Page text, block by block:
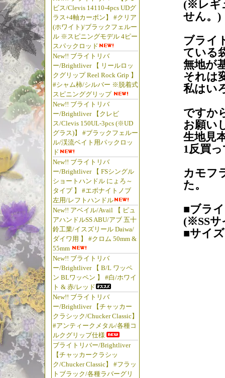
ビス/Clevis 14110-4pcs UDグ
ラス+4軸カーボン】 #クリア
(ホワイト)/ブラックフェルー
ル ※スピニングモデル 4ピー
スパックロッド
New!! ブライトリバ
ー/Brightliver 【 リールロッ
クグリップ Reel Rock Grip 】
#シャム柿/シルバー ※脱着式
スピニンググリップ
New!! ブライトリバ
ー/Brightliver 【クレビ
ス/Clevis 150UL-3pcs (※UD
グラス)】 #ブラックフェルー
ル/渓流ベイト用パックロッ
ド
New!! ブライトリバ
ー/Brightliver 【 FSシングル
ショートハンドル にょろ～
タイプ 】 #エボナイトノブ
左用/レフトハンドル
New!! アベイル/Avail 【 ピュ
アハンドルSS ABU/アブ 五十
鈴工業/イスズリール Daiwa/
ダイワ用 】 #クロム 50mm &
55mm
New!! ブライトリバ
ー/Brightliver 【 B/L ワッペ
ン BLワッペン 】 #白/ホワイ
ト & 赤/レッド
New!! ブライトリバ
ー/Brightliver 【チャッカー
クラシック/Chucker Classic】
#アンティークメタル/各種コ
ルクグリップ仕様
ブライトリバー/Brightliver
【チャッカークラシッ
ク/Chucker Classic】 #フラッ
トブラック/各種ラバーグリ
(※レギ
せん。)
ブライ
ている
無地が
それは
私はい
ですか
お願い
生地見
1反買
カモフ
た。
■ブラ
(※SSサ
■サイ